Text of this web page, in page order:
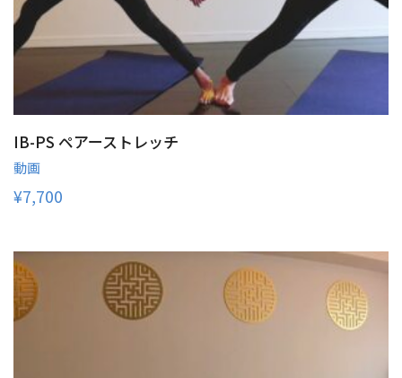
IB-PS ペアーストレッチ
動画
¥7,700